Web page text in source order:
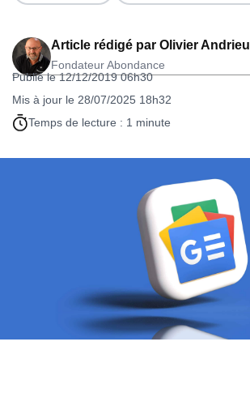
Article rédigé par Olivier Andrieu
Fondateur Abondance
Publié le 12/12/2019 06h30
Mis à jour le 28/07/2025 18h32
Temps de lecture : 1 minute